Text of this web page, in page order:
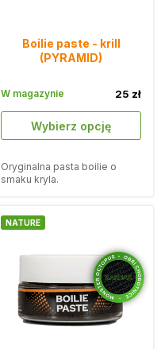
Boilie paste - krill
(PYRAMID)
Wybierz opcję
25 zł
W magazynie
Oryginalna pasta boilie o
smaku kryla.
NATURE